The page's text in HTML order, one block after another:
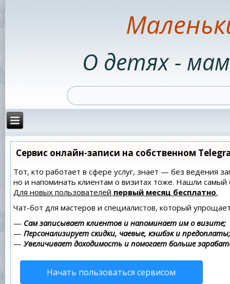
О детях -
Сервис онлайн-записи на собственном
Тот, кто работает в сфере услуг, знает — без ведения
но и напоминать клиентам о визитах тоже. Нашли
Для новых пользователей первый месяц бесплатно.
Чат-бот для мастеров и специалистов, который
— Сам записывает клиентов и напоминает им о визите;
— Персонализирует скидки, чаевые, кэшбэк и предоплаты;
— Увеличивает доходимость и помогает больше
Начать пользоваться сервисом